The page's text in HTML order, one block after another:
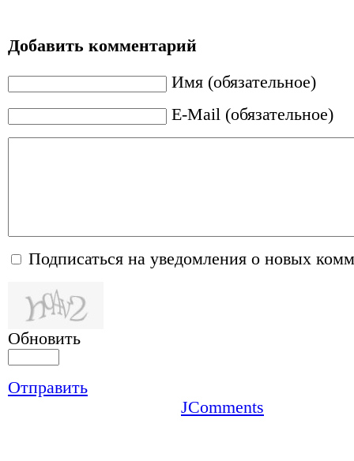
Добавить комментарий
Имя (обязательное)
E-Mail (обязательное)
Подписаться на уведомления о новых
Обновить
Отправить
JComments